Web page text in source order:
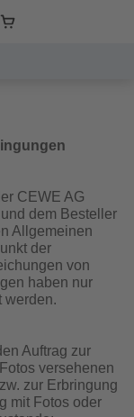
CEWE AG
dem Besteller
Allgemeinen
der
von
haben nur
werden.
Auftrag zur
versehenen
zur Erbringung
mit Fotos oder